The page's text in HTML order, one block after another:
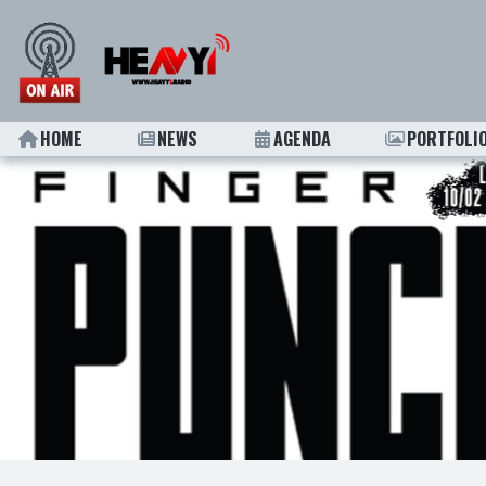
HOME NEWS AGENDA